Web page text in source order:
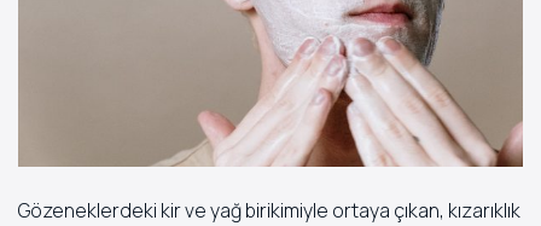
Gözeneklerdeki kir ve yağ birikimiyle ortaya çıkan, kızarıklık